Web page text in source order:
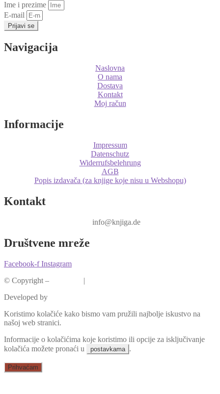
Ime i prezime
E-mail
Prijavi se
Navigacija
Naslovna
O nama
Dostava
Kontakt
Moj račun
Informacije
Impressum
Datenschutz
Widerrufsbelehrung
AGB
Popis izdavača (za knjige koje nisu u Webshopu)
Kontakt
info@knjiga.de
Društvene mreže
Facebook-f Instagram
© Copyright –
|
Developed by
Koristimo kolačiće kako bismo vam pružili najbolje iskustvo na
našoj web stranici.
Informacije o kolačićima koje koristimo ili opcije za isključivanje
kolačića možete pronaći u
postavkama .
Prihvaćam